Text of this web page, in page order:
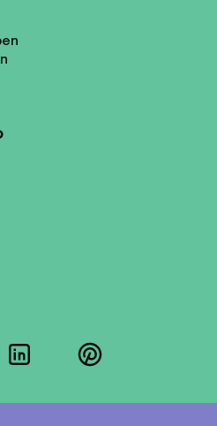
LinkedInPinterest